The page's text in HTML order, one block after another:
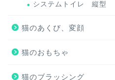
システムトイレ 縦型
猫のあくび、変顔
猫のおもちゃ
猫のブラッシング